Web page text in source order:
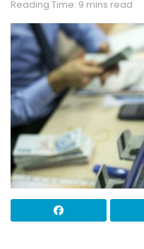
Reading Time: 9 mins read